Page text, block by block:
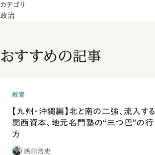
カテゴリ
政治
おすすめの記事
教育
【九州・沖縄編】北と南の二強、流入する
関西資本、地元名門塾の“三つ巴”の行
方
西田浩史